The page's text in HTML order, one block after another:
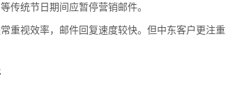
传统节日期间应暂停营销邮件。
重视效率，邮件回复速度较快。但中东客户更注